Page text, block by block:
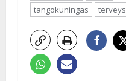
tangokuningas
terveys